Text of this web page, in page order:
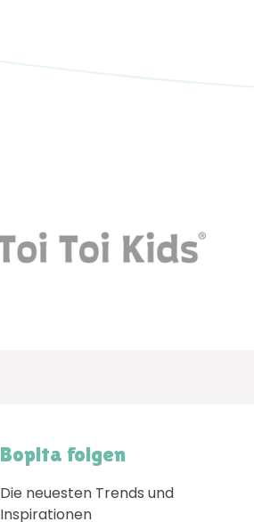
Bopita folgen
Die neuesten Trends und
Inspirationen